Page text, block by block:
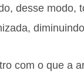
desse modo,
com o que a